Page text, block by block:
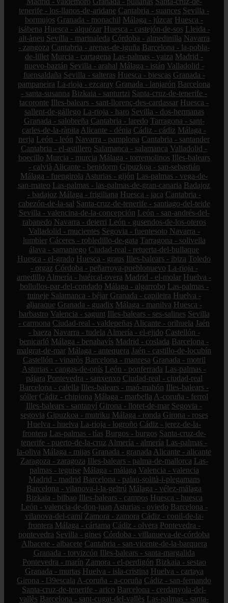
tenerife - los-llanos-de-aridane Cantabria - suances Sevilla -
bormujos Granada - monachil Málaga - júzcar Huesca -
isábena Huesca - alquézar Huesca - castejón-de-sos Lleida -
alt-àneu Sevilla - marinaleda Córdoba - almedinilla Navarra
- zangoza Cantabria - arenas-de-iguña Barcelona - la-pobla-
de-lillet Murcia - cartagena Las-palmas - yaiza Madrid -
nuevo-baztán Sevilla - arahal Málaga - istán Valladolid -
fuensaldaña Sevilla - salteras Huesca - biescas Granada -
pampaneira La-rioja - ezcaray Granada - lanjarón Barcelona
- santa-susanna Bizkaia - santurtzi Santa-cruz-de-tenerife -
tacoronte Illes-balears - sant-llorenç-des-cardassar Huesca -
sallent-de-gállego La-rioja - haro Sevilla - dos-hermanas
Granada - salobreña Cantabria - laredo Tarragona - sant-
carles-de-la-ràpita Alicante - dénia Cádiz - cádiz Málaga -
nerja León - león Navarra - pamplona Cantabria - santander
Cantabria - el-astillero Salamanca - salamanca Valladolid -
boecillo Murcia - murcia Málaga - torremolinos Illes-balears
- calvià Alicante - benidorm Gipuzkoa - san-sebastián
Málaga - fuengirola Asturias - gijón Las-palmas - vega-de-
san-mateo Las-palmas - las-palmas-de-gran-canaria Badajoz
- badajoz Málaga - frigiliana Huesca - jaca Cantabria -
cabezón-de-la-sal Santa-cruz-de-tenerife - santiago-del-teide
Sevilla - valencina-de-la-concepción León - san-andrés-del-
rabanedo Navarra - deierri León - gusendos-de-los-oteros
Valladolid - mucientes Segovia - fuentesoto Navarra -
lumbier Cáceres - robledillo-de-gata Tarragona - solivella
álava - samaniego Ciudad-real - retuerta-del-bullaque
Huesca - el-grado Huesca - graus Illes-balears - ibiza Toledo
- orgaz Córdoba - peñarroya-pueblonuevo La-rioja -
arnedillo Almería - huércal-overa Madrid - el-molar Huelva -
bollullos-par-del-condado Málaga - algarrobo Las-palmas -
tuineje Salamanca - béjar Granada - capileira Huelva -
aljaraque Granada - guadix Málaga - manilva Huesca -
barbastro Valencia - sagunt Illes-balears - ses-salines Sevilla
- carmona Ciudad-real - valdepeñas Alicante - orihuela Jaén
- baeza Navarra - tudela Almería - el-ejido Castellón -
benicarló Málaga - benahavís Madrid - coslada Barcelona -
malgrat-de-mar Málaga - antequera Jaén - castillo-de-locubín
Castellón - vinaròs Barcelona - manresa Granada - motril
Asturias - cangas-de-onís León - ponferrada Las-palmas -
pájara Pontevedra - sanxenxo Ciudad-real - ciudad-real
Barcelona - calella Illes-balears - maó-mahón Illes-balears -
sóller Cádiz - chipiona Málaga - marbella A-coruña - ferrol
Illes-balears - santanyí Girona - lloret-de-mar Segovia -
segovia Gipuzkoa - mutriku Málaga - ronda Girona - roses
Huelva - huelva La-rioja - logroño Cádiz - jerez-de-la-
frontera Las-palmas - tías Burgos - burgos Santa-cruz-de-
tenerife - puerto-de-la-cruz Almería - almería Las-palmas -
la-oliva Málaga - mijas Granada - granada Alicante - alicante
Zaragoza - zaragoza Illes-balears - palma-de-mallorca Las-
palmas - teguise Málaga - málaga Valencia - valencia
Madrid - madrid Barcelona - palau-solità-i-plegamans
Barcelona - vilanova-i-la-geltrú Málaga - vélez-málaga
Bizkaia - bilbao Illes-balears - campos Huesca - huesca
León - valencia-de-don-juan Asturias - oviedo Barcelona -
vilanova-del-camí Zamora - zamora Cádiz - conil-de-la-
frontera Málaga - cártama Cádiz - olvera Pontevedra -
pontevedra Sevilla - gines Córdoba - villanueva-de-córdoba
Albacete - albacete Cantabria - san-vicente-de-la-barquera
Granada - torvizcón Illes-balears - santa-margalida
Pontevedra - marín Zamora - el-perdigón Bizkaia - sestao
Granada - murtas Huelva - isla-cristina Huelva - cartaya
Girona - l39escala A-coruña - a-coruña Cádiz - san-fernando
Santa-cruz-de-tenerife - arico Barcelona - cerdanyola-del-
vallès Barcelona - sant-cugat-del-vallès Las-palmas - santa-